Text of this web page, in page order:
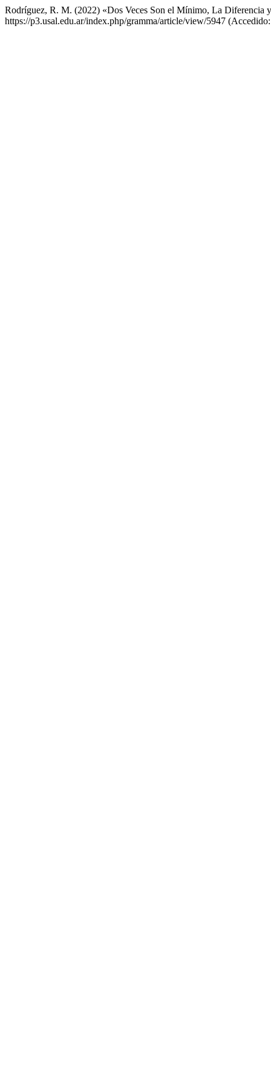
Rodríguez, R. M. (2022) «Dos Veces Son el Mínimo, La Diferencia
https://p3.usal.edu.ar/index.php/gramma/article/view/5947